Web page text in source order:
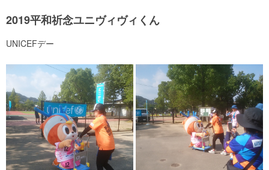
2019平和祈念ユニヴィヴィくん
UNICEFデー